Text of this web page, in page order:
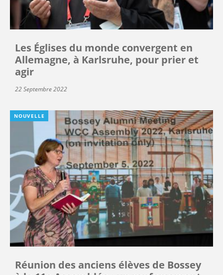
Les Églises du monde convergent en
Allemagne, à Karlsruhe, pour prier et
agir
22 Septembre 2022
NOUVELLE
Réunion des anciens élèves de Bossey